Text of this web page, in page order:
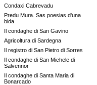
Condaxi Cabrevadu
Predu Mura. Sas poesias d'una
bida
Il condaghe di San Gavino
Agricoltura di Sardegna
Il registro di San Pietro di Sorres
Il condaghe di San Michele di
Salvennor
Il condaghe di Santa Maria di
Bonarcado